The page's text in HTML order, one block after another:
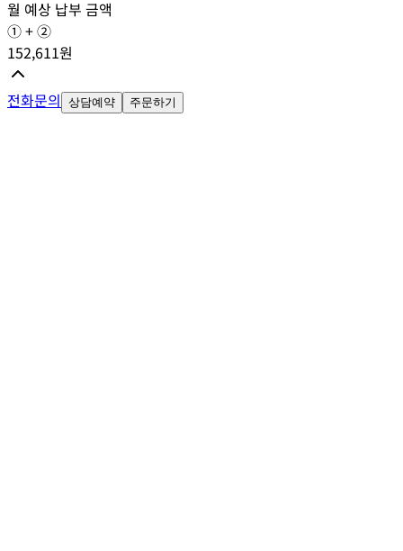
월 예상 납부 금액
① + ②
152,611원
전화문의 상담예약 주문하기